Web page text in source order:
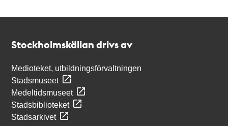
Stockholmskällan drivs av
Medioteket, utbildningsförvaltningen
Stadsmuseet
Medeltidsmuseet
Stadsbiblioteket
Stadsarkivet